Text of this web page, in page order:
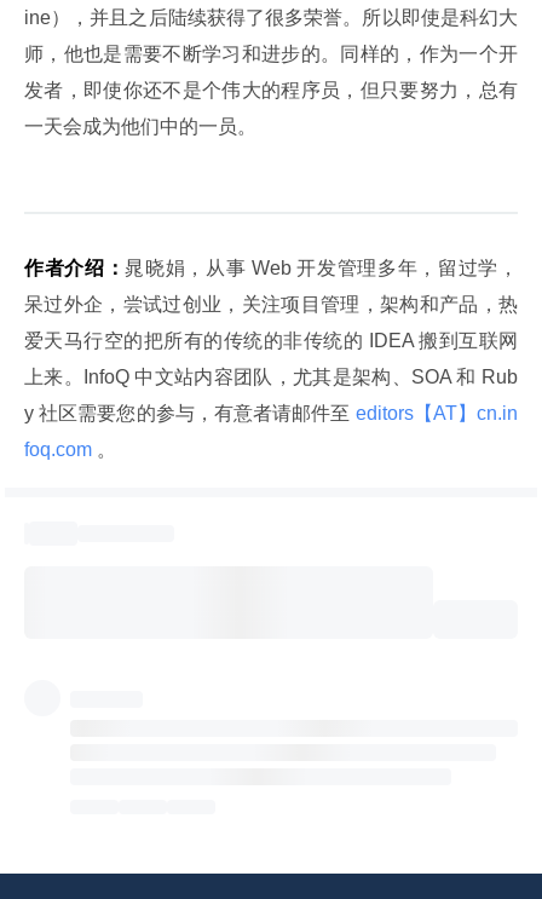
ine），并且之后陆续获得了很多荣誉。所以即使是科幻大
师，他也是需要不断学习和进步的。同样的，作为一个开
发者，即使你还不是个伟大的程序员，但只要努力，总有
一天会成为他们中的一员。
作者介绍：晁晓娟，从事 Web 开发管理多年，留过学，
呆过外企，尝试过创业，关注项目管理，架构和产品，热
爱天马行空的把所有的传统的非传统的 IDEA 搬到互联网
上来。InfoQ 中文站内容团队，尤其是架构、SOA 和 Rub
y 社区需要您的参与，有意者请邮件至 editors【AT】cn.in
foq.com 。